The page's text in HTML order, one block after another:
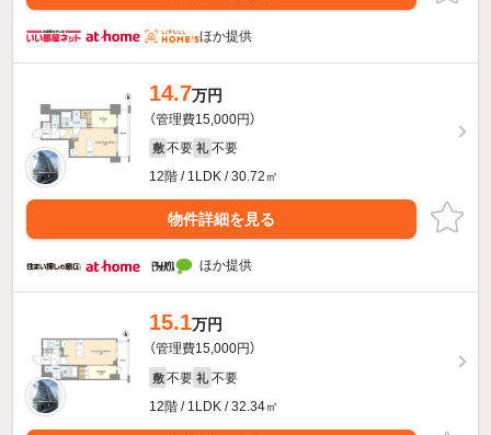
ほか提供
14.7万円
（管理費15,000円）
敷 不要 礼 不要
12階 / 1LDK / 30.72㎡
物件詳細を見る
ほか提供
15.1万円
（管理費15,000円）
敷 不要 礼 不要
12階 / 1LDK / 32.34㎡